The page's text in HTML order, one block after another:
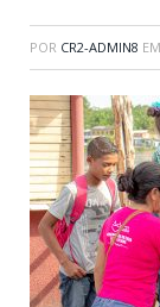
POR CR2-ADMIN8 EM